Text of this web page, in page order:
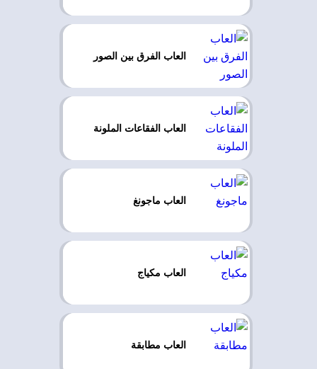
العاب الفرق بين الصور
العاب الفقاعات الملونة
العاب ماجونغ
العاب مكياج
العاب مطابقة